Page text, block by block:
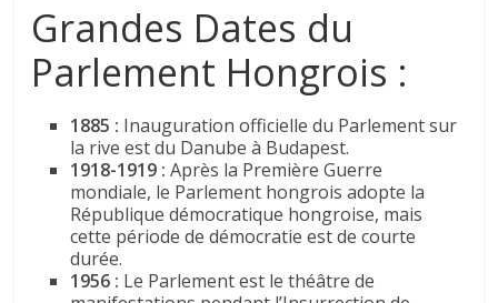
Grandes Dates du
Parlement Hongrois :
1885 : Inauguration officielle du Parlement sur
la rive est du Danube à Budapest.
1918-1919 : Après la Première Guerre
mondiale, le Parlement hongrois adopte la
République démocratique hongroise, mais
cette période de démocratie est de courte
durée.
1956 : Le Parlement est le théâtre de